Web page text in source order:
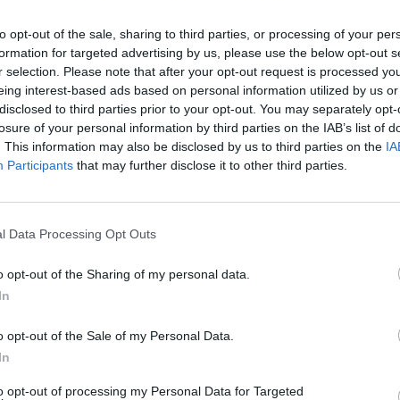
opt-out of the sale, sharing to third parties, or processing of your
for targeted advertising by us, please use the below opt-out
selection. Please note that after your opt-out request is processed
interest-based ads based on personal information utilized by us
to third parties prior to your opt-out. You may separately
of your personal information by third parties on the IAB’s list of
This information may also be disclosed by us to third parties on the
Participants that may further disclose it to other third parties.
Data Processing Opt Outs
opt-out of the Sharing of my personal data.
opt-out of the Sale of my Personal Data.
opt-out of processing my Personal Data for Targeted
για τα θέματα που αφορούν τους εργαζόμενους,
1965 και το μοναδικό στην ευρύτερη περιοχή, που
της Περιφέρειας, διαθέτει όλες τις απαραίτητες
άρτια εκπαιδευμένο. Η προσφορά του λοιπόν είναι
να έχει την έδρα της κεντρικής μονάδας".
κατεύθυνση, σε περίπτωση συγχώνευσης των
η κεντρική μονάδα.
Conference
αποτελέσματα
αγώνων του
γύρου
7 Αυγούστου 2026, 00:10
Europa League:
λογικά ο ΟΦΗ
“Ciao espresso
τώρα η δική σου
Με την πλάτη